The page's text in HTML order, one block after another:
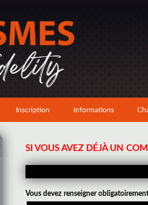
Inscription Informations
SI VOUS AVEZ DÉJÀ UN
Vous devez renseigner